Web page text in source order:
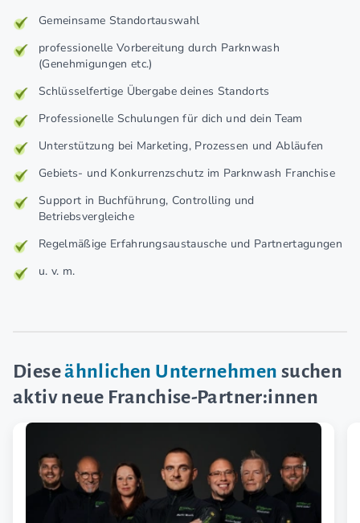
Gemeinsame Standortauswahl
professionelle Vorbereitung durch Parknwash
(Genehmigungen etc.)
Schlüsselfertige Übergabe deines Standorts
Professionelle Schulungen für dich und dein Team
Unterstützung bei Marketing, Prozessen und Abläufen
Gebiets- und Konkurrenzschutz im Parknwash Franchise
Support in Buchführung, Controlling und
Betriebsvergleiche
Regelmäßige Erfahrungsaustausche und Partnertagungen
u. v. m.
Dieseähnlichen Unternehmen suchen
aktiv neue Franchise-Partner:innen